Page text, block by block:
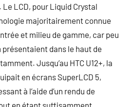
LCD, pour Liquid Crystal
majoritairement connue
et milieu de gamme, car peu
dans le haut de
Jusqu’au HTC U12+, la
en écrans SuperLCD 5,
à l’aide d’un rendu de
en étant suffisamment